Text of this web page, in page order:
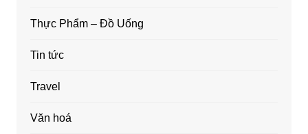
Thực Phẩm – Đồ Uống
Tin tức
Travel
Văn hoá